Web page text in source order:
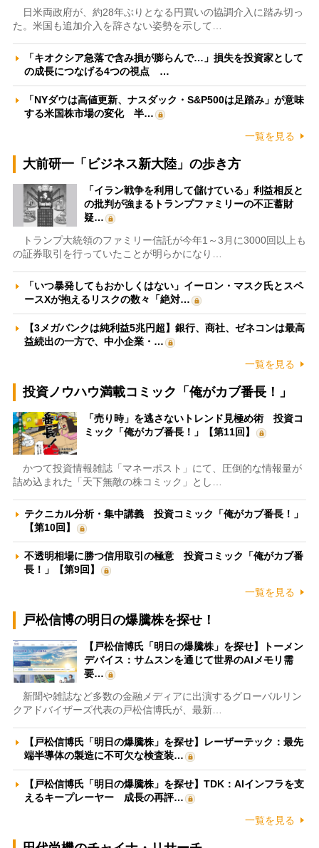
日米両政府が、約28年ぶりとなる円買いの協調介入に踏み切っ
た。米国も追加介入を辞さない姿勢を示して…
「キオクシア急落で含み損が膨らんで…」損失を投資家として
の成長につなげる4つの視点 …
「NYダウは高値更新、ナスダック・S&P500は足踏み」が意味
する米国株市場の変化 半…
一覧を見る
大前研一「ビジネス新大陸」の歩き方
「イラン戦争を利用して儲けている」利益相反と
の批判が強まるトランプファミリーの不正蓄財
疑…
トランプ大統領のファミリー信託が今年1～3月に3000回以上も
の証券取引を行っていたことが明らかになり…
「いつ暴発してもおかしくはない」イーロン・マスク氏とスペ
ースXが抱えるリスクの数々「絶対…
【3メガバンクは純利益5兆円超】銀行、商社、ゼネコンは最高
益続出の一方で、中小企業・…
一覧を見る
投資ノウハウ満載コミック「俺がカブ番長！」
「売り時」を逃さないトレンド見極め術 投資コ
ミック「俺がカブ番長！」【第11回】
かつて投資情報雑誌「マネーポスト」にて、圧倒的な情報量が
詰め込まれた「天下無敵の株コミック」とし…
テクニカル分析・集中講義 投資コミック「俺がカブ番長！」
【第10回】
不透明相場に勝つ信用取引の極意 投資コミック「俺がカブ番
長！」【第9回】
一覧を見る
戸松信博の明日の爆騰株を探せ！
【戸松信博氏「明日の爆騰株」を探せ】トーメン
デバイス：サムスンを通じて世界のAIメモリ需
要…
新聞や雑誌など多数の金融メディアに出演するグローバルリン
クアドバイザーズ代表の戸松信博氏が、最新…
【戸松信博氏「明日の爆騰株」を探せ】レーザーテック：最先
端半導体の製造に不可欠な検査装…
【戸松信博氏「明日の爆騰株」を探せ】TDK：AIインフラを支
えるキープレーヤー 成長の再評…
一覧を見る